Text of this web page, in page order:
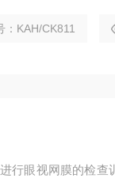
、骶骨、骶裂孔、
：KAH/CK811
行眼视网膜的检查